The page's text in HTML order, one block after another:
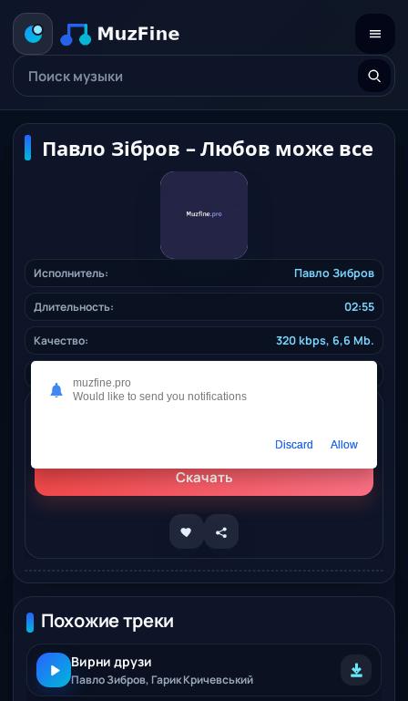
Павло Зібров – Любов може все
Исполнитель: Павло Зибров
Длительность: 02:55
Качество: 320 kbps, 6,6 Mb.
Скачать
Похожие треки
Вирни друзи
Павло Зибров, Гарик Кричевський
muzfine.pro
Would like to send you notifications
Discard Allow